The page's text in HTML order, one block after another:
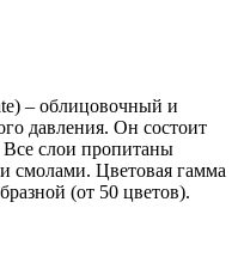
– облицовочный и
давления. Он состоит
Все слои пропитаны
смолами. Цветовая гамма
(от 50 цветов).